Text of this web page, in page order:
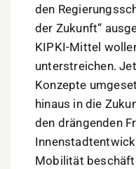
den
der Zukunft“
KIPKI-Mittel
unterstreichen.
Konzepte
hinaus in die
den drängenden
Mobilität